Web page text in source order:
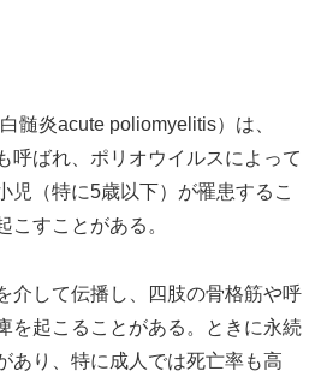
髄炎acute poliomyelitis）は、
呼ばれ、ポリオウイルスによって
児（特に5歳以下）が罹患するこ
こすことがある。
介して伝播し、四肢の骨格筋や呼
を起こることがある。ときに永続
あり、特に成人では死亡率も高